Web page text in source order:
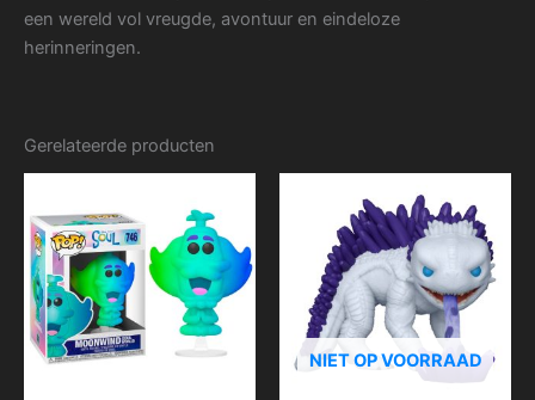
een wereld vol vreugde, avontuur en eindeloze
herinneringen.
Gerelateerde producten
NIET OP VOORRAAD